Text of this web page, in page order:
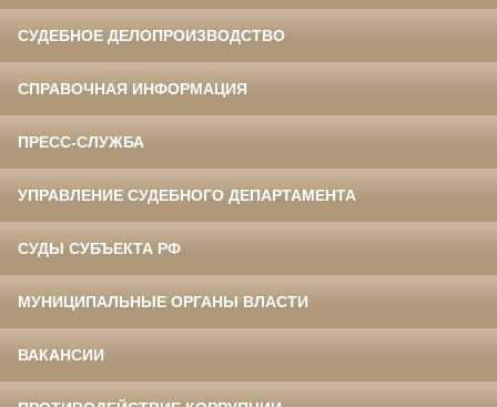
СУДЕБНОЕ ДЕЛОПРОИЗВОДСТВО
СПРАВОЧНАЯ ИНФОРМАЦИЯ
ПРЕСС-СЛУЖБА
УПРАВЛЕНИЕ СУДЕБНОГО ДЕПАРТАМЕНТА
СУДЫ СУБЪЕКТА РФ
МУНИЦИПАЛЬНЫЕ ОРГАНЫ ВЛАСТИ
ВАКАНСИИ